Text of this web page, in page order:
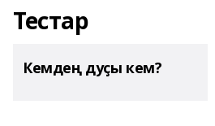
Тестар
Кемдең дуҫы кем?